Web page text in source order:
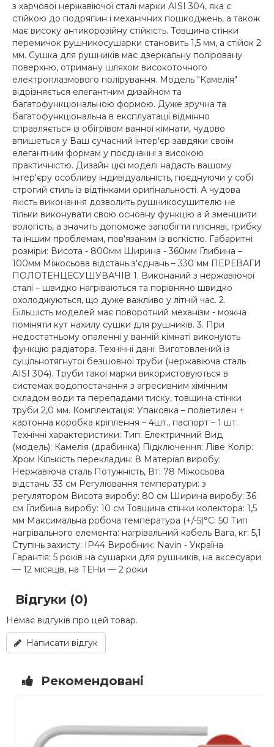
з харчової нержавіючої сталі марки AISI 304, яка є
стійкою до подряпин і механічних пошкоджень, а також
має високу антикорозійну стійкість. Товщина стінки
перемичок рушникосушарки становить 1,5 мм, а стійок 2
мм. Сушка для рушників має дзеркальну поліровану
поверхню, отриману шляхом високоточного
електроплазмового полірування. Модель "Камелія"
відрізняється елегантним дизайном та
багатофункціональною формою. Дуже зручна та
багатофункціональна в експлуатації відмінно
справляється із обігрівом ванної кімнати, чудово
впишеться у Ваш сучасний інтер'єр завдяки своїм
елегантним формам у поєднанні з високою
практичністю. Дизайн цієї моделі надасть вашому
інтер'єру особливу індивідуальність, поєднуючи у собі
строгий стиль із відтінками оригінальності. А чудова
якість виконання дозволить рушникосушителю не
тільки виконувати свою основну функцію а й зменшити
вологість, а значить допоможе запобігти плісняві, грибку
та іншим проблемам, пов'язаним із вогкістю. Габаритні
розміри: Висота - 800мм Ширина - 360мм Глибина –
100мм Міжосьова відстань з'єднань – 330 мм ПЕРЕВАГИ
ПОЛОТЕНЦЕСУШУВАЧІВ 1. Виконаний з нержавіючої
сталі – швидко нагріваються та порівняно швидко
охолоджуються, що дуже важливо у літній час. 2.
Більшість моделей має поворотний механізм - можна
поміняти кут нахилу сушки для рушників. 3. При
недостатньому опаленні у ванній кімнаті виконують
функцію радіатора. Технічні дані: Виготовлений із
суцільнотягнутої безшовної труби (нержавіюча сталь
AISI 304). Труби такої марки використовуються в
системах водопостачання з агресивним хімічним
складом води та перепадами тиску, товщина стінки
труби 2,0 мм. Комплектація: Упаковка – поліетилен +
картонна коробка кріплення – 4шт., паспорт – 1 шт.
Технічні характеристики: Тип: Електричний Вид
(модель): Камелія (драбинка) Підключення: Ліве Колір:
Хром Кількість перекладин: 8 Матеріал виробу:
Нержавіюча сталь Потужність, Вт: 78 Міжосьова
відстань: 33 см Регулювання температури: з
регулятором Висота виробу: 80 см Ширина виробу: 36
см Глибина виробу: 10 см Товщина стінки колектора: 1,5
мм Максимальна робоча температура (+/-5)°C: 50 Тип
нагрівального елемента: нагрівальний кабель Вага, кг: 5,1
Ступінь захисту: IP44 Виробник: Navin - Україна
Гарантія: 5 років на сушарки для рушників, на аксесуари
— 12 місяців, на ТЕНи — 2 роки
Відгуки (0)
Немає відгуків про цей товар.
Написати відгук
Рекомендовані